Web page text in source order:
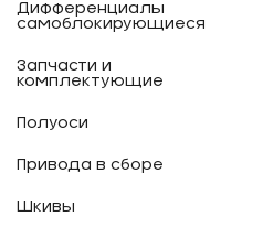
Дифференциалы
самоблокирующиеся
Запчасти и
комплектующие
Полуоси
Привода в сборе
Шкивы